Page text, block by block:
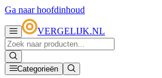
Ga naar hoofdinhoud
VERGELIJK.NL
Categorieën